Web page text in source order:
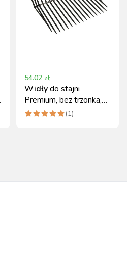
54.02 zł
Widłydo stajni
Premium, bez trzonka,
czarny, Kerbl(1)